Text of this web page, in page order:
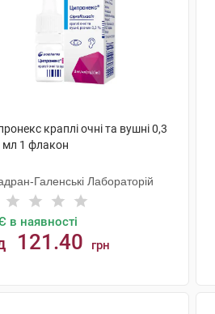
краплі очні та вушні 0,3
мл 1 флакон
Галенські Лабораторій
в наявності
121.40 грн